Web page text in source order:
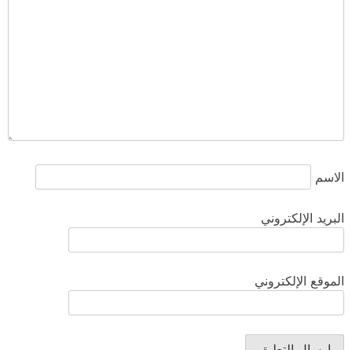
الاسم
البريد الإلكتروني
الموقع الإلكتروني